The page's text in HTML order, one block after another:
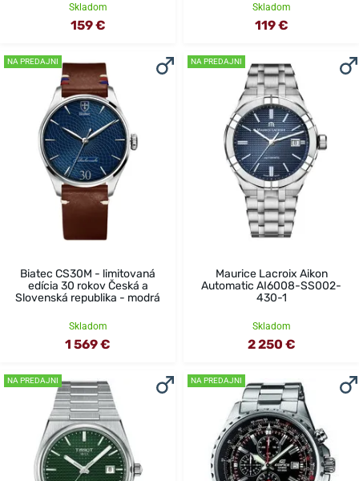
Skladom
159 €
Skladom
119 €
NA PREDAJNI
Biatec CS30M - limitovaná
edícia 30 rokov Česká a
Slovenská republika - modrá
Skladom
1 569 €
NA PREDAJNI
Maurice Lacroix Aikon
Automatic AI6008-SS002-
430-1
Skladom
2 250 €
NA PREDAJNI NA PREDAJNI